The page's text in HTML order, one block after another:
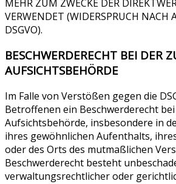
MEHR ZUM ZWECKE DER
VERWENDET (WIDERSPRUCH NACH
DSGVO).
BESCHWERDE­RECHT BEI DER
AUFSICHTS­BEHÖRDE
Im Falle von Verstößen gegen die
Betroffenen ein Beschwerderecht
Aufsichtsbehörde, insbesondere in
ihres gewöhnlichen Aufenthalts,
oder des Orts des mutmaßlichen
Beschwerderecht besteht
verwaltungsrechtlicher oder